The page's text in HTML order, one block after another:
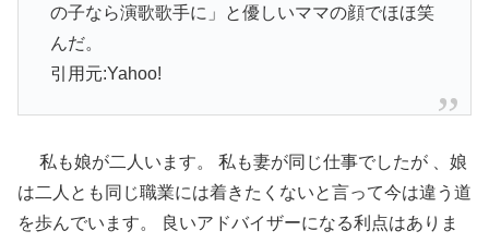
の子なら演歌歌手に」
と優しいママの顔でほほ笑
んだ。
引用元:Yahoo!
私も娘が二人います。 私も妻が同じ仕事でしたが 、 娘
は二人とも同じ職業には着きたくないと言って今は違う道
を歩んでいます。 良いアドバイザーになる利点はありま